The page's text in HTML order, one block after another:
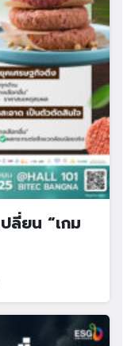
ลี่ยน “เกม